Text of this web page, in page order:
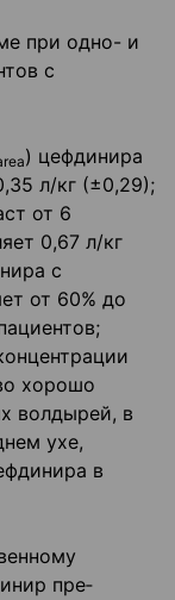
при одно- и
с
) цефдинира
л/кг (±0,29);
от 6
0,67 л/кг
с
от 60% до
хорошо
волдырей, в
ухе,
в
пре­